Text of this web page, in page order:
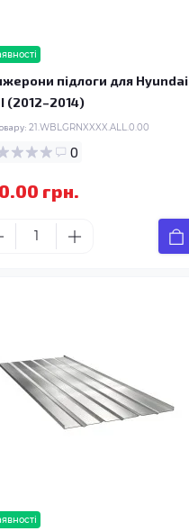
підлоги для Hyundai
(2012–2014)
21.WBLGRNXXXX.ALL.0.00
0
грн.